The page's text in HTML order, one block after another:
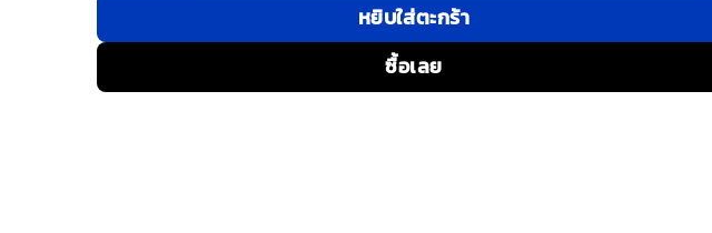
หยิบใส่ตะกร้า
ซื้อเลย